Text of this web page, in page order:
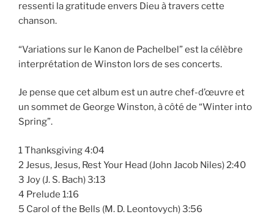
ressenti la gratitude envers Dieu à travers cette
chanson.
“Variations sur le Kanon de Pachelbel” est la célèbre
interprétation de Winston lors de ses concerts.
Je pense que cet album est un autre chef-d’œuvre et
un sommet de George Winston, à côté de “Winter into
Spring”.
1 Thanksgiving 4:04
2 Jesus, Jesus, Rest Your Head (John Jacob Niles) 2:40
3 Joy (J. S. Bach) 3:13
4 Prelude 1:16
5 Carol of the Bells (M. D. Leontovych) 3:56